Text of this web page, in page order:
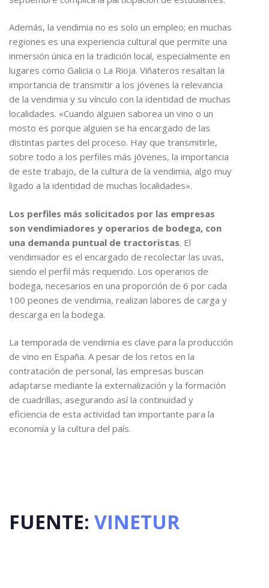
Además, la vendimia no es solo un empleo; en muchas
regiones es una experiencia cultural que permite una
inmersión única en la tradición local, especialmente en
lugares como Galicia o La Rioja. Viñateros resaltan la
importancia de transmitir a los jóvenes la relevancia
de la vendimia y su vínculo con la identidad de muchas
localidades. «Cuando alguien saborea un vino o un
mosto es porque alguien se ha encargado de las
distintas partes del proceso. Hay que transmitirle,
sobre todo a los perfiles más jóvenes, la importancia
de este trabajo, de la cultura de la vendimia, algo muy
ligado a la identidad de muchas localidades».
Los perfiles más solicitados por las empresas
son vendimiadores y operarios de bodega, con
una demanda puntual de tractoristas. El
vendimiador es el encargado de recolectar las uvas,
siendo el perfil más requerido. Los operarios de
bodega, necesarios en una proporción de 6 por cada
100 peones de vendimia, realizan labores de carga y
descarga en la bodega.
La temporada de vendimia es clave para la producción
de vino en España. A pesar de los retos en la
contratación de personal, las empresas buscan
adaptarse mediante la externalización y la formación
de cuadrillas, asegurando así la continuidad y
eficiencia de esta actividad tan importante para la
economía y la cultura del país.
FUENTE: VINETUR